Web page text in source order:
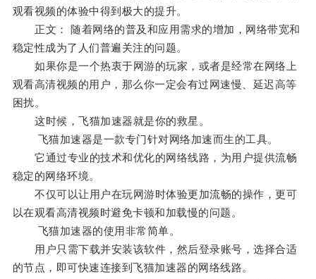
观看视频的体验中得到极大的提升。
正文： 随着网络的普及和应用需求的增加，网络带宽和
稳定性成为了人们普遍关注的问题。
如果你是一个热衷于网游的玩家，或者是经常在网络上
观看高清视频的用户，那么你一定会有过网速慢、延迟高等
困扰。
这时候，飞猫加速器就是你的救星。
飞猫加速器是一款专门针对网络加速而生的工具。
它通过专业的技术和优化的网络线路，为用户提供流畅
稳定的网络环境。
不仅可以让用户在玩网游时体验更加流畅的操作，更可
以在观看高清视频时避免卡顿和加载慢的问题。
飞猫加速器的使用非常简单。
用户只需下载并安装该软件，然后登录账号，选择合适
的节点，即可快速连接到飞猫加速器的网络线路。